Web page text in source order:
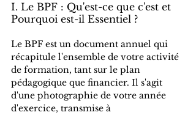
I. Le BPF : Qu'est-ce que c'est et
Pourquoi est-il Essentiel ?
Le BPF est un document annuel qui
récapitule l'ensemble de votre activité
de formation, tant sur le plan
pédagogique que financier. Il s'agit
d'une photographie de votre année
d'exercice, transmise à